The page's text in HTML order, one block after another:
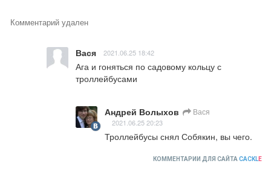
Комментарий удален
Вася 2021.06.25 18:42
Ага и гоняться по садовому кольцу с
троллейбусами
Андрей Волыхов Вася
2021.06.25 20:23
Троллейбусы снял Собякин, вы чего.
КОММЕНТАРИИ ДЛЯ САЙТА CACKLE